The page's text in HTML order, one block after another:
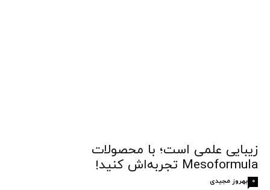
زیبایی علمی است؛ با محصولات
Mesoformula تجربه‌اش کنید!
بهروز مجیدی 0